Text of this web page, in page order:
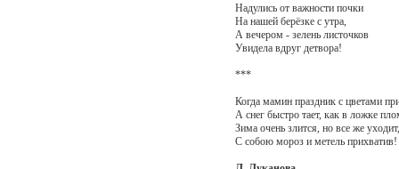
Надулись от важности почки
На нашей берёзке с утра,
А вечером - зелень листочков
Увидела вдруг детвора!
***
Когда мамин праздник с цветами
А снег быстро тает, как в ложке
Зима очень злится, но все же уходит,
С собою мороз и метель прихватив!